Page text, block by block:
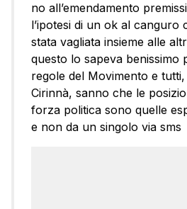
no all’emendamento
l’ipotesi di un ok al canguro
stata vagliata insieme alle
questo lo sapeva benissimo
regole del Movimento e
Cirinnà, sanno che le
forza politica sono quelle
e non da un singolo via sms